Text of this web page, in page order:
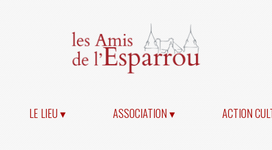
LE LIEU ▾ ASSOCIATION ▾ ACTION